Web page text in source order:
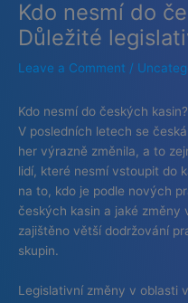
Skip
content
Kdo nesmí do
Důležité
Leave a Comment /
Kdo nesmí do českých
V posledních letech se
her výrazně změnila, a to
lidí, které nesmí vstoupit do
na to, kdo je podle nových
českých kasin a jaké změny
zajištěno větší dodržování
skupin.
Legislativní změny v oblasti